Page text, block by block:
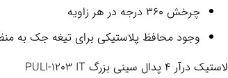
چرخش ۳۶۰ درجه در هر زاویه
وجود محافظ پلاستیکی برای تیغه جک به
لاستیک درآر ۴ پدال سینی بزرگ PULI-1203 IT